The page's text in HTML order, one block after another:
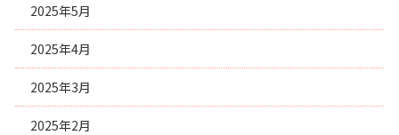
2025年5月
2025年4月
2025年3月
2025年2月